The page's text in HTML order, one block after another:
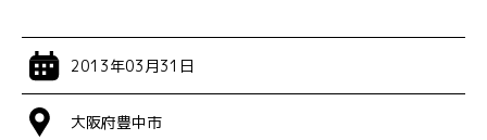
2013年03月31日
大阪府豊中市